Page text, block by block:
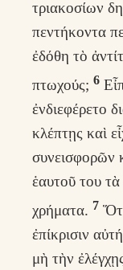
τριακοσίων
πεντήκοντα
ἐδόθη τὸ
πτωχούς; 6
ἐνδιεφέρετο
κλέπτῃς καὶ
συνεισφορῶν
ἑαυτοῦ του τὰ
χρήματα. 7
ἐπίκρισιν
μὴ τὴν